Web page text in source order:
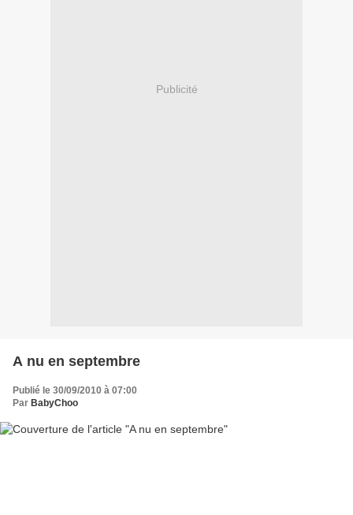
Publicité
A nu en septembre
Publié le 30/09/2010 à 07:00
Par BabyChoo